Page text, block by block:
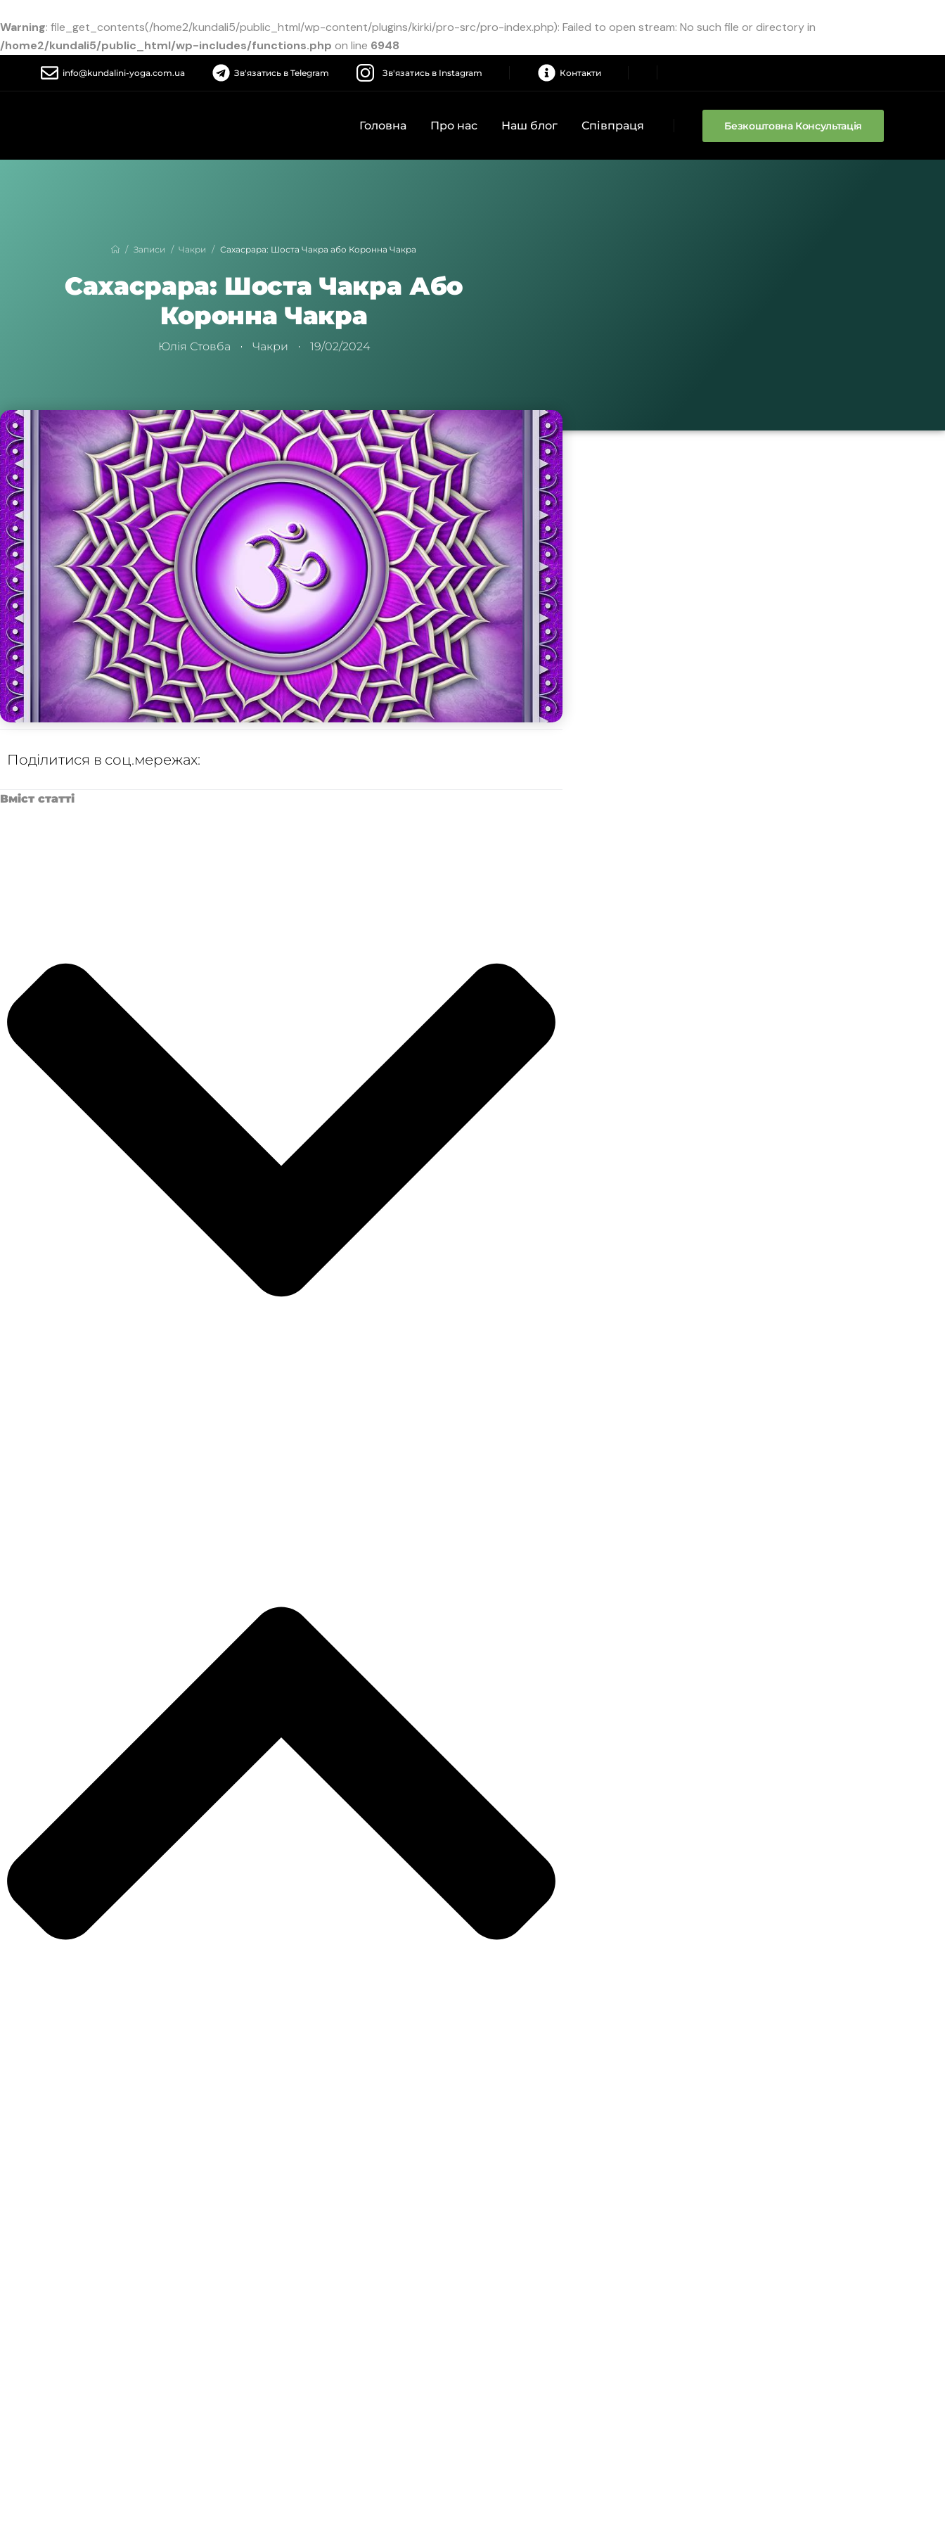
Warning: file_get_contents(/home2/kundali5/public_html/wp-content/plugins/kirki/pro-src/pro-index.php): Failed to open stream: No such file or directory in
/home2/kundali5/public_html/wp-includes/functions.php on line 6948
info@kundalini-yoga.com.ua Зв'язатись в Telegram Зв'язатись в Instagram Контакти
Головна Про нас Наш блог Співпраця Безкоштовна Консультація
/ Записи / Чакри / Сахасрара: Шоста Чакра або Коронна Чакра
Сахасрара: Шоста Чакра Або
Коронна Чакра
Юлія Стовба Чакри 19/02/2024
Поділитися в соц.мережах:
Вміст статті